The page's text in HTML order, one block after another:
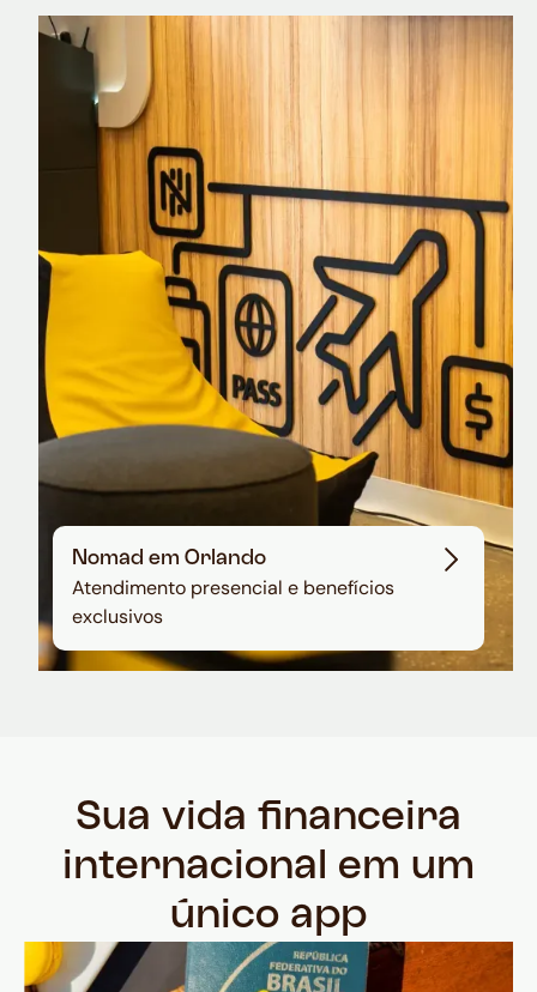
Nomad Explorer
Cartão de crédito brasileiro com cashback
em dólar
Nomad em Orlando
Atendimento presencial e benefícios
exclusivos
Sua vida financeira
internacional em um
único app